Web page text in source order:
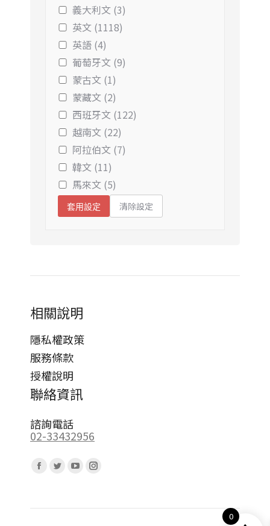
義大利文 (3)
英文 (1118)
英語 (4)
葡萄牙文 (9)
蒙古文 (1)
蒙藏文 (2)
西班牙文 (122)
越南文 (22)
阿拉伯文 (7)
韓文 (11)
馬來文 (5)
套用設定 清除設定
相關說明
隱私權政策
服務條款
授權說明
聯絡資訊
諮詢電話
02-33432956
Facebook
opens
Twitter
opens
YouTube
opens
Instagram
opens
0